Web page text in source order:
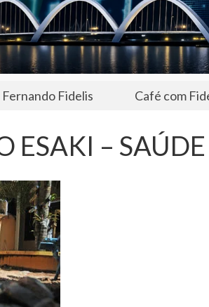
Fernando Fidelis Café com
ESAKI –